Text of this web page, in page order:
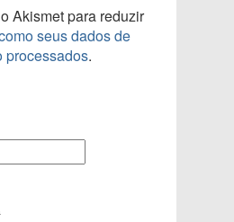
Akismet para reduzir
seus dados de
processados.